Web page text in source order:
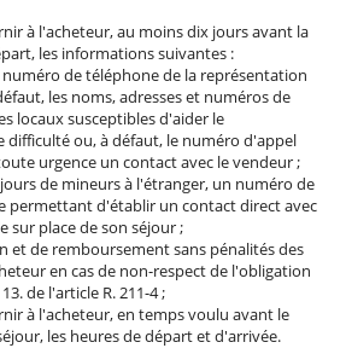
à l'acheteur, au moins dix jours avant la
les informations suivantes :
numéro de téléphone de la représentation
les noms, adresses et numéros de
locaux susceptibles d'aider le
difficulté ou, à défaut, le numéro d'appel
urgence un contact avec le vendeur ;
de mineurs à l'étranger, un numéro de
permettant d'établir un contact direct avec
sur place de son séjour ;
et de remboursement sans pénalités des
en cas de non-respect de l'obligation
de l'article R. 211-4 ;
à l'acheteur, en temps voulu avant le
les heures de départ et d'arrivée.